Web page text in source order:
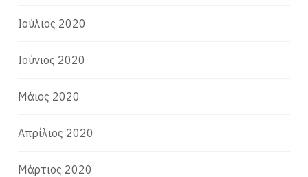
Ιούλιος 2020
Ιούνιος 2020
Μάιος 2020
Απρίλιος 2020
Μάρτιος 2020